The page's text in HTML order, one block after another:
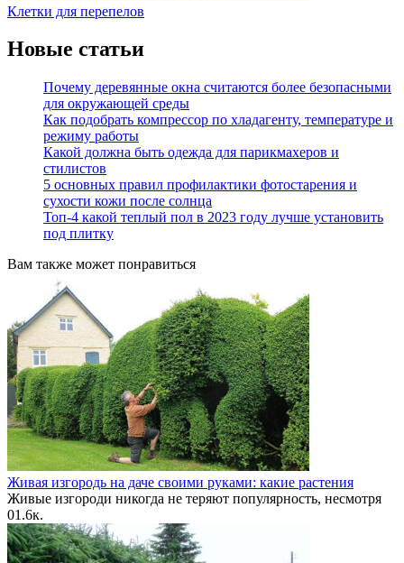
Клетки для перепелов
Новые статьи
Почему деревянные окна считаются более безопасными
для окружающей среды
Как подобрать компрессор по хладагенту, температуре и
режиму работы
Какой должна быть одежда для парикмахеров и
стилистов
5 основных правил профилактики фотостарения и
сухости кожи после солнца
Топ-4 какой теплый пол в 2023 году лучше установить
под плитку
Вам также может понравиться
Живая изгородь на даче своими руками: какие растения
Живые изгороди никогда не теряют популярность, несмотря
01.6к.